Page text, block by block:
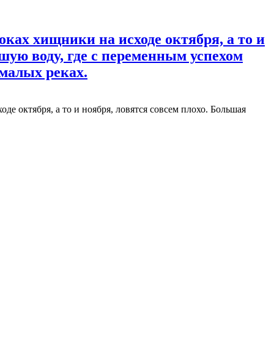
хищники на исходе октября, а то и
воду, где с переменным успехом
реках.
октября, а то и ноября, ловятся совсем плохо. Большая